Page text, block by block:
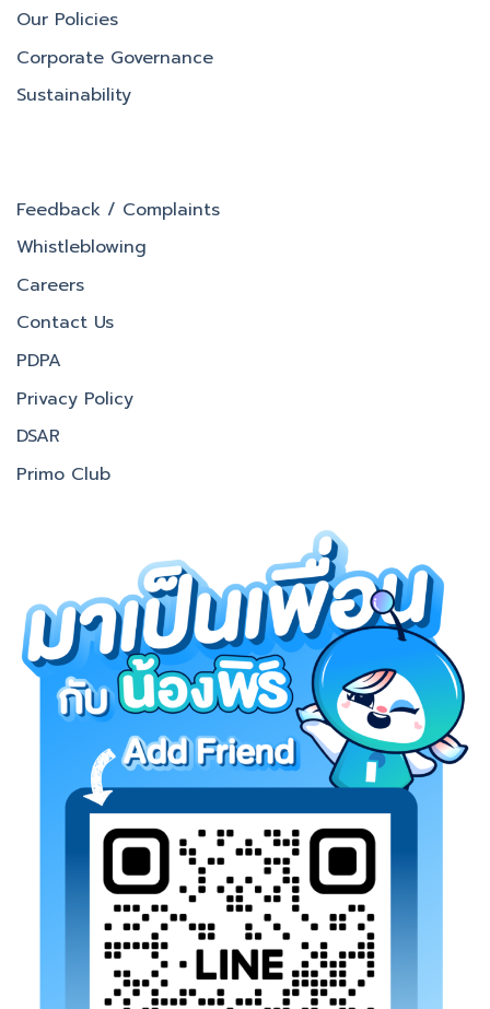
Our Policies
Corporate Governance
Sustainability
Feedback / Complaints
Whistleblowing
Careers
Contact Us
PDPA
Privacy Policy
DSAR
Primo Club